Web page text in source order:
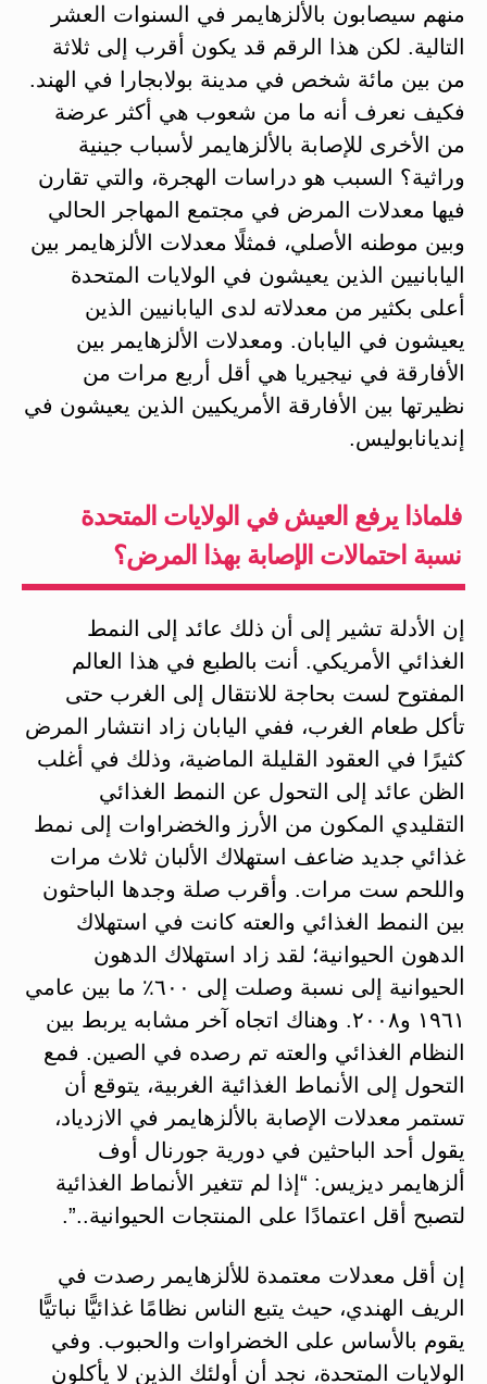
منهم سيصابون بالألزهايمر في السنوات العشر
التالية. لكن هذا الرقم قد يكون أقرب إلى ثلاثة
من بين مائة شخص في مدينة بولابجارا في الهند.
فكيف نعرف أنه ما من شعوب هي أكثر عرضة
من الأخرى للإصابة بالألزهايمر لأسباب جينية
وراثية؟ السبب هو دراسات الهجرة، والتي تقارن
فيها معدلات المرض في مجتمع المهاجر الحالي
وبين موطنه الأصلي، فمثلًا معدلات الألزهايمر بين
اليابانيين الذين يعيشون في الولايات المتحدة
أعلى بكثير من معدلاته لدى اليابانيين الذين
يعيشون في اليابان. ومعدلات الألزهايمر بين
الأفارقة في نيجيريا هي أقل أربع مرات من
نظيرتها بين الأفارقة الأمريكيين الذين يعيشون في
إنديانابوليس.
فلماذا يرفع العيش في الولايات المتحدة
نسبة احتمالات الإصابة بهذا المرض؟
إن الأدلة تشير إلى أن ذلك عائد إلى النمط
الغذائي الأمريكي. أنت بالطبع في هذا العالم
المفتوح لست بحاجة للانتقال إلى الغرب حتى
تأكل طعام الغرب، ففي اليابان زاد انتشار المرض
كثيرًا في العقود القليلة الماضية، وذلك في أغلب
الظن عائد إلى التحول عن النمط الغذائي
التقليدي المكون من الأرز والخضراوات إلى نمط
غذائي جديد ضاعف استهلاك الألبان ثلاث مرات
واللحم ست مرات. وأقرب صلة وجدها الباحثون
بين النمط الغذائي والعته كانت في استهلاك
الدهون الحيوانية؛ لقد زاد استهلاك الدهون
الحيوانية إلى نسبة وصلت إلى ٦٠٠٪ ما بين عامي
١٩٦١ و٢٠٠٨. وهناك اتجاه آخر مشابه يربط بين
النظام الغذائي والعته تم رصده في الصين. فمع
التحول إلى الأنماط الغذائية الغربية، يتوقع أن
تستمر معدلات الإصابة بالألزهايمر في الازدياد،
يقول أحد الباحثين في دورية جورنال أوف
ألزهايمر ديزيس: “إذا لم تتغير الأنماط الغذائية
لتصبح أقل اعتمادًا على المنتجات الحيوانية..”.
إن أقل معدلات معتمدة للألزهايمر رصدت في
الريف الهندي، حيث يتبع الناس نظامًا غذائيًّا نباتيًّا
يقوم بالأساس على الخضراوات والحبوب. وفي
الولايات المتحدة، نجد أن أولئك الذين لا يأكلون